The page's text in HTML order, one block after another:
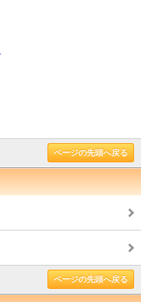
ページの先頭へ戻る
ページの先頭へ戻る